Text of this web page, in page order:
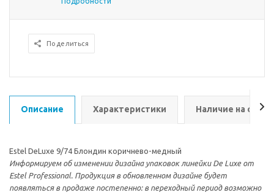
Поделиться
Описание Характеристики Наличие на
Estel DeLuxe 9/74 Блондин коричнево-медный
Информируем об изменении дизайна упаковок линейки De Luxe от
Estel Professional. Продукция в обновленном дизайне будет
появляться в продаже постепенно: в переходный период возможно